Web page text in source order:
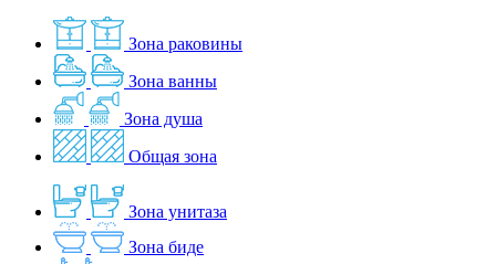
Зона раковины
Зона ванны
Зона душа
Общая зона
Зона унитаза
Зона биде